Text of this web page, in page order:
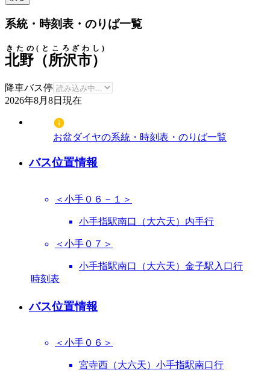
系統・時刻表・のりば一覧
北野（所沢市）
きたの(ところざわし)
降車バス停
2026年8月8日 現在
お盆ダイヤの系統・時刻表・のりば一覧
バス位置情報
＜小手０６－１＞
小手指駅南口（大六天）内手行
＜小手０７＞
小手指駅南口（大六天）金子駅入口行
時刻表
バス位置情報
＜小手０６＞
宮寺西（大六天）小手指駅南口行